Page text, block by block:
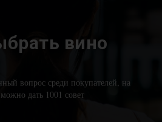
вино
вопрос среди покупателей, на
дать 1001 совет